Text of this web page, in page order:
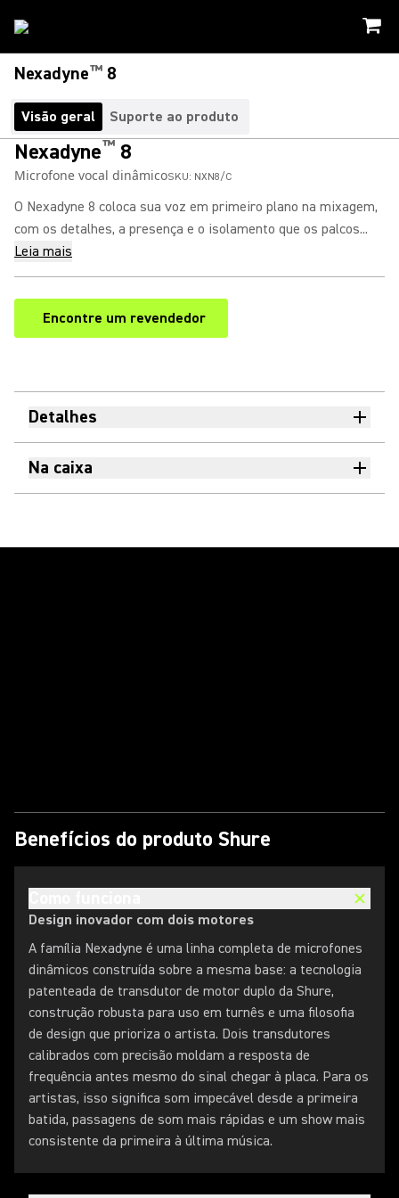
Nexadyne™ 8
Visão geral Suporte ao produto
Nexadyne™ 8
Microfone vocal dinâmicoSKU: NXN8/C
O Nexadyne 8 coloca sua voz em primeiro plano na mixagem,
com os detalhes, a presença e o isolamento que os palcos...
Leia mais
Encontre um revendedor
(Opens in a new tab)
Detalhes
Na caixa
Benefícios do produto Shure
Design inovador com dois motores
A família Nexadyne é uma linha completa de microfones
dinâmicos construída sobre a mesma base: a tecnologia
patenteada de transdutor de motor duplo da Shure,
construção robusta para uso em turnês e uma filosofia
de design que prioriza o artista. Dois transdutores
calibrados com precisão moldam a resposta de
frequência antes mesmo do sinal chegar à placa. Para os
artistas, isso significa som impecável desde a primeira
batida, passagens de som mais rápidas e um show mais
consistente da primeira à última música.